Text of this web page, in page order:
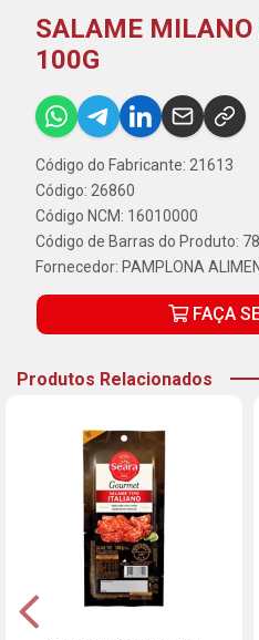
SALAME
100G
Código do Fabricante: 21613
Código: 26860
Código NCM: 16010000
Código de Barras do Produto:
Fornecedor: PAMPLONA
FAÇA
Produtos Relacionados